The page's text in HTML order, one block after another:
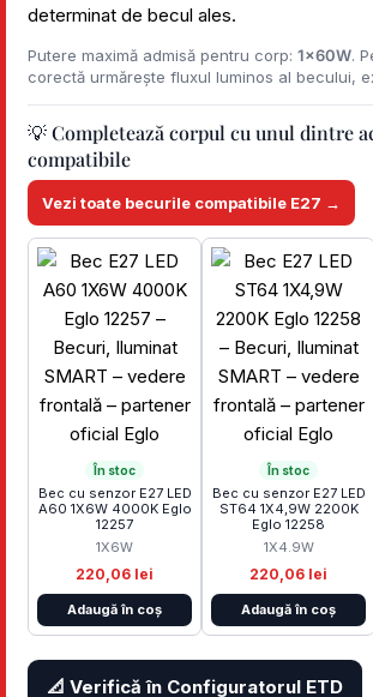
determinat de becul ales.
Putere maximă admisă pentru corp: 1x60W.
corectă urmărește fluxul luminos al becului,
💡 Completează corpul cu unul dintre
compatibile
Vezi toate becurile compatibile E27 →
În stoc
Bec cu senzor E27 LED
A60 1X6W 4000K Eglo
12257
1X6W
220,06 lei
Adaugă în coș
În stoc
Bec cu senzor E27 LED
ST64 1X4,9W 2200K
Eglo 12258
1X4.9W
220,06 lei
Adaugă în coș
📐 Verifică în Configuratorul ETD